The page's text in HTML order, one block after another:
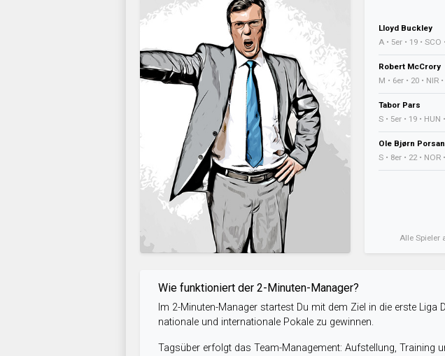
Lloyd Buckley
A • 5er • 19 •
Robert McCrory
M • 6er • 20 • NIR
Tabor Pars
S • 5er • 19 • HUN
Ole Bjørn
S • 8er • 22 •
Alle
Wie funktioniert der 2-Minuten-Manager?
Im 2-Minuten-Manager startest Du mit dem Ziel in die erste
nationale und internationale Pokale zu gewinnen.
Tagsüber erfolgt das Team-Management: Aufstellung, Training